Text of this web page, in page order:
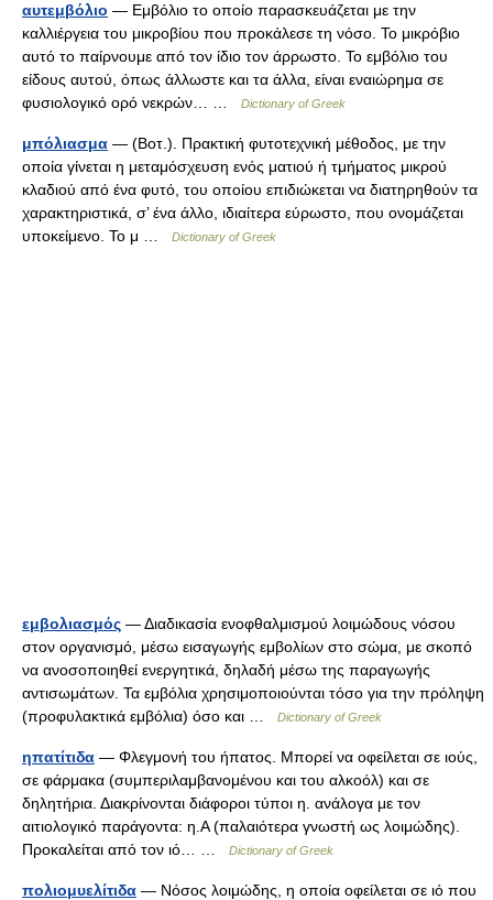
αυτεμβόλιο — Εμβόλιο το οποίο παρασκευάζεται με την
καλλιέργεια του μικροβίου που προκάλεσε τη νόσο. Το μικρόβιο
αυτό το παίρνουμε από τον ίδιο τον άρρωστο. Το εμβόλιο του
είδους αυτού, όπως άλλωστε και τα άλλα, είναι εναιώρημα σε
φυσιολογικό ορό νεκρών… …
Dictionary of Greek
μπόλιασμα — (Βοτ.). Πρακτική φυτοτεχνική μέθοδος, με την
οποία γίνεται η μεταμόσχευση ενός ματιού ή τμήματος μικρού
κλαδιού από ένα φυτό, του οποίου επιδιώκεται να διατηρηθούν τα
χαρακτηριστικά, σ’ ένα άλλο, ιδιαίτερα εύρωστο, που ονομάζεται
υποκείμενο. Το μ …
Dictionary of Greek
εμβολιασμός — Διαδικασία ενοφθαλμισμού λοιμώδους νόσου
στον οργανισμό, μέσω εισαγωγής εμβολίων στο σώμα, με σκοπό
να ανοσοποιηθεί ενεργητικά, δηλαδή μέσω της παραγωγής
αντισωμάτων. Τα εμβόλια χρησιμοποιούνται τόσο για την πρόληψη
(προφυλακτικά εμβόλια) όσο και …
Dictionary of Greek
ηπατίτιδα — Φλεγμονή του ήπατος. Μπορεί να οφείλεται σε ιούς,
σε φάρμακα (συμπεριλαμβανομένου και του αλκοόλ) και σε
δηλητήρια. Διακρίνονται διάφοροι τύποι η. ανάλογα με τον
αιτιολογικό παράγοντα: η.Α (παλαιότερα γνωστή ως λοιμώδης).
Προκαλείται από τον ιό… …
Dictionary of Greek
πολιομυελίτιδα — Νόσος λοιμώδης, η οποία οφείλεται σε ιό που